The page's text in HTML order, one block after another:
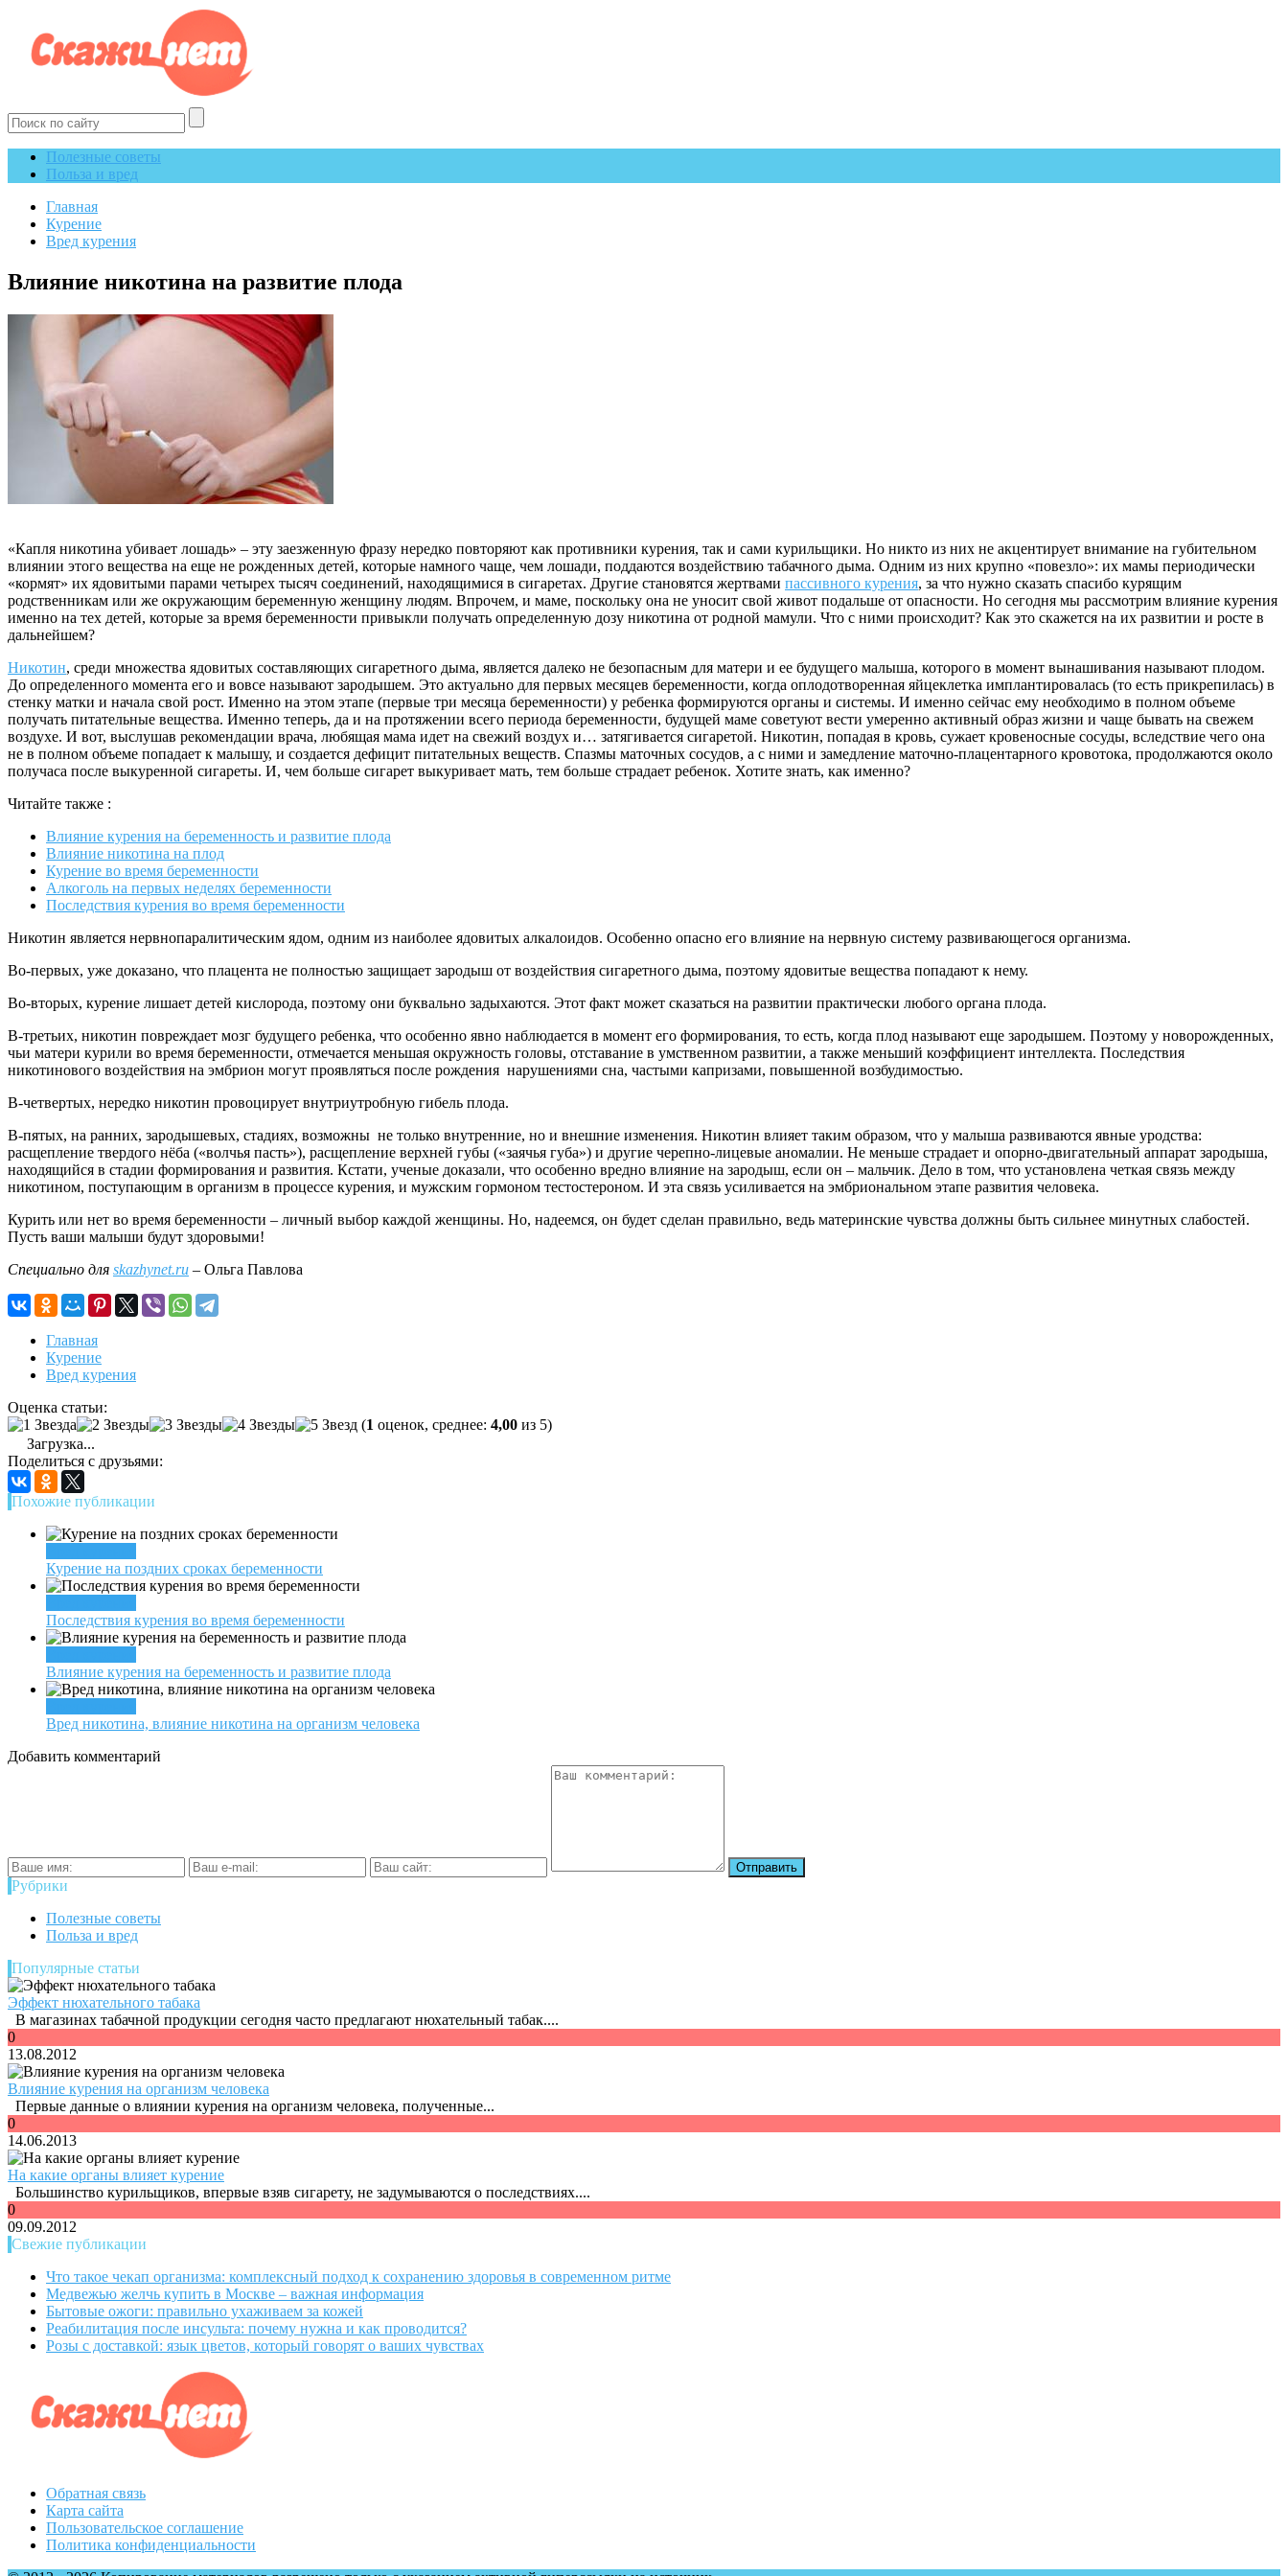
Полезные советы
Польза и вред
Главная
Курение
Вред курения
Влияние никотина на развитие плода
«Капля никотина убивает лошадь» – эту заезженную фразу нередко повторяют как противники курения, так и сами курильщики. Но никто из них не акцентирует внимание на губительном
влиянии этого вещества на еще не рожденных детей, которые намного чаще, чем лошади, поддаются воздействию табачного дыма. Одним из них крупно «повезло»: их мамы периодически
«кормят» их ядовитыми парами четырех тысяч соединений, находящимися в сигаретах. Другие становятся жертвами пассивного курения, за что нужно сказать спасибо курящим
родственникам или же окружающим беременную женщину людям. Впрочем, и маме, поскольку она не уносит свой живот подальше от опасности. Но сегодня мы рассмотрим влияние курения
именно на тех детей, которые за время беременности привыкли получать определенную дозу никотина от родной мамули. Что с ними происходит? Как это скажется на их развитии и росте в
дальнейшем?
Никотин, среди множества ядовитых составляющих сигаретного дыма, является далеко не безопасным для матери и ее будущего малыша, которого в момент вынашивания называют плодом.
До определенного момента его и вовсе называют зародышем. Это актуально для первых месяцев беременности, когда оплодотворенная яйцеклетка имплантировалась (то есть прикрепилась) в
стенку матки и начала свой рост. Именно на этом этапе (первые три месяца беременности) у ребенка формируются органы и системы. И именно сейчас ему необходимо в полном объеме
получать питательные вещества. Именно теперь, да и на протяжении всего периода беременности, будущей маме советуют вести умеренно активный образ жизни и чаще бывать на свежем
воздухе. И вот, выслушав рекомендации врача, любящая мама идет на свежий воздух и… затягивается сигаретой. Никотин, попадая в кровь, сужает кровеносные сосуды, вследствие чего она
не в полном объеме попадает к малышу, и создается дефицит питательных веществ. Спазмы маточных сосудов, а с ними и замедление маточно-плацентарного кровотока, продолжаются около
получаса после выкуренной сигареты. И, чем больше сигарет выкуривает мать, тем больше страдает ребенок. Хотите знать, как именно?
Читайте также :
Влияние курения на беременность и развитие плода
Влияние никотина на плод
Курение во время беременности
Алкоголь на первых неделях беременности
Последствия курения во время беременности
Никотин является нервнопаралитическим ядом, одним из наиболее ядовитых алкалоидов. Особенно опасно его влияние на нервную систему развивающегося организма.
Во-первых, уже доказано, что плацента не полностью защищает зародыш от воздействия сигаретного дыма, поэтому ядовитые вещества попадают к нему.
Во-вторых, курение лишает детей кислорода, поэтому они буквально задыхаются. Этот факт может сказаться на развитии практически любого органа плода.
В-третьих, никотин повреждает мозг будущего ребенка, что особенно явно наблюдается в момент его формирования, то есть, когда плод называют еще зародышем. Поэтому у новорожденных,
чьи матери курили во время беременности, отмечается меньшая окружность головы, отставание в умственном развитии, а также меньший коэффициент интеллекта. Последствия
никотинового воздействия на эмбрион могут проявляться после рождения нарушениями сна, частыми капризами, повышенной возбудимостью.
В-четвертых, нередко никотин провоцирует внутриутробную гибель плода.
В-пятых, на ранних, зародышевых, стадиях, возможны не только внутренние, но и внешние изменения. Никотин влияет таким образом, что у малыша развиваются явные уродства:
расщепление твердого нёба («волчья пасть»), расщепление верхней губы («заячья губа») и другие черепно-лицевые аномалии. Не меньше страдает и опорно-двигательный аппарат зародыша,
находящийся в стадии формирования и развития. Кстати, ученые доказали, что особенно вредно влияние на зародыш, если он – мальчик. Дело в том, что установлена четкая связь между
никотином, поступающим в организм в процессе курения, и мужским гормоном тестостероном. И эта связь усиливается на эмбриональном этапе развития человека.
Курить или нет во время беременности – личный выбор каждой женщины. Но, надеемся, он будет сделан правильно, ведь материнские чувства должны быть сильнее минутных слабостей.
Пусть ваши малыши будут здоровыми!
Специально для skazhynet.ru – Ольга Павлова
Главная
Курение
Вред курения
Оценка статьи:
(1 оценок, среднее: 4,00 из 5)
Загрузка...
Поделиться с друзьями:
Похожие публикации
Курение на поздних сроках беременности
Последствия курения во время беременности
Влияние курения на беременность и развитие плода
Вред никотина, влияние никотина на организм человека
Добавить комментарий
Рубрики
Полезные советы
Польза и вред
Популярные статьи
Эффект нюхательного табака
В магазинах табачной продукции сегодня часто предлагают нюхательный табак....
0
13.08.2012
Влияние курения на организм человека
Первые данные о влиянии курения на организм человека, полученные...
0
14.06.2013
На какие органы влияет курение
Большинство курильщиков, впервые взяв сигарету, не задумываются о последствиях....
0
09.09.2012
Свежие публикации
Что такое чекап организма: комплексный подход к сохранению здоровья в современном ритме
Медвежью желчь купить в Москве – важная информация
Бытовые ожоги: правильно ухаживаем за кожей
Реабилитация после инсульта: почему нужна и как проводится?
Розы с доставкой: язык цветов, который говорят о ваших чувствах
Обратная связь
Карта сайта
Пользовательское соглашение
Политика конфиденциальности